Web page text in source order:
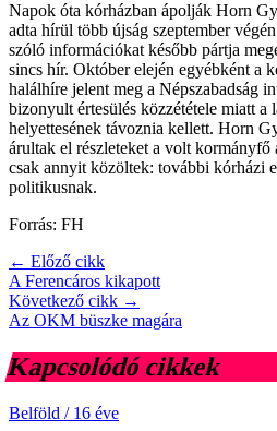
Napok óta kórházban ápolják Horn
adta hírül több újság szeptember
szóló információkat később pártja
sincs hír. Október elején egyébként a
halálhíre jelent meg a Népszabadság
bizonyult értesülés közzététele miatt a
helyettesének távoznia kellett. Horn
árultak el részleteket a volt kormányfő
csak annyit közöltek: további kórházi
politikusnak.
Forrás: FH
← Előző cikk
A Ferencáros kikapott
Következő cikk →
Az OKM büszke magára
Kapcsolódó cikkek
Belföld / 16 éve